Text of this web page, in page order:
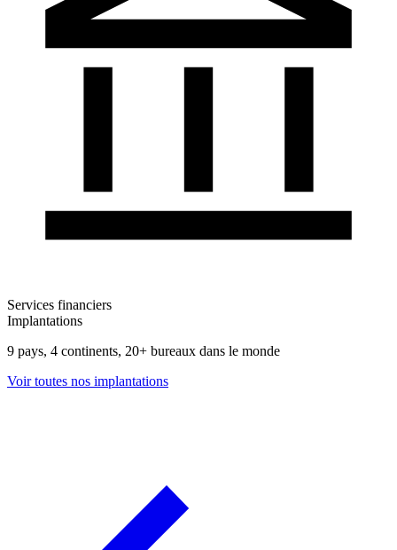
Services financiers
Implantations
9 pays, 4 continents, 20+ bureaux dans le monde
Voir toutes nos implantations